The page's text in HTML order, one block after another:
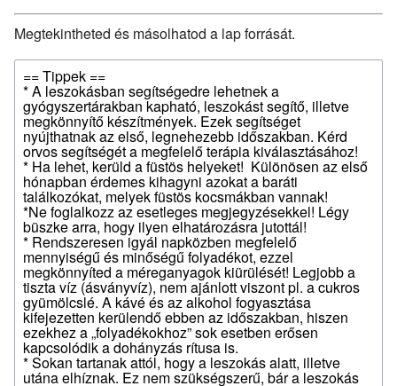
Megtekintheted és másolhatod a lap forrását.